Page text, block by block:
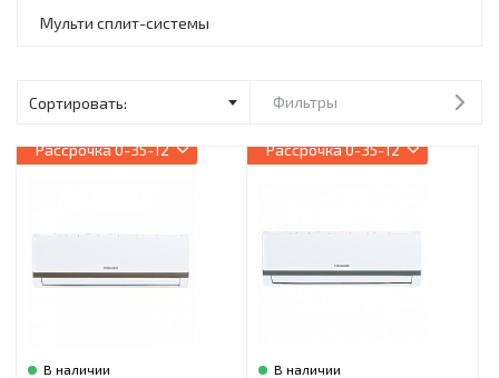
Товары для дома
Пылесосы
Фильтры для воды
Мульти сплит-системы
Фильтры
Рассрочка0-35-12
В наличии
Рассрочка0-35-12
В наличии